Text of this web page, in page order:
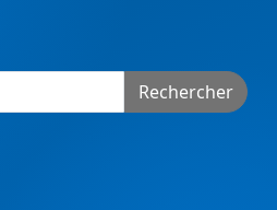
Rechercher